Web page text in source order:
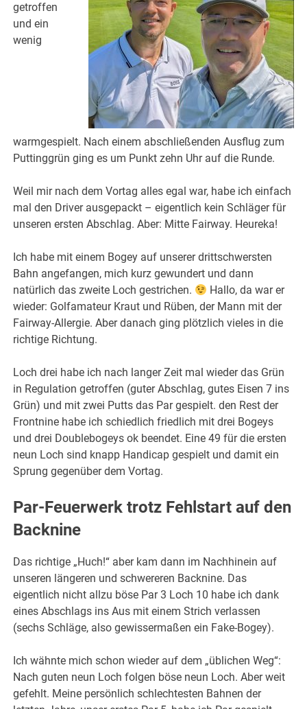
getroffen
und ein
wenig
warmgespielt. Nach einem abschließenden Ausflug zum
Puttinggrün ging es um Punkt zehn Uhr auf die Runde.
Weil mir nach dem Vortag alles egal war, habe ich einfach
mal den Driver ausgepackt – eigentlich kein Schläger für
unseren ersten Abschlag. Aber: Mitte Fairway. Heureka!
Ich habe mit einem Bogey auf unserer drittschwersten
Bahn angefangen, mich kurz gewundert und dann
natürlich das zweite Loch gestrichen.
Hallo, da war er
wieder: Golfamateur Kraut und Rüben, der Mann mit der
Fairway-Allergie. Aber danach ging plötzlich vieles in die
richtige Richtung.
Loch drei habe ich nach langer Zeit mal wieder das Grün
in Regulation getroffen (guter Abschlag, gutes Eisen 7 ins
Grün) und mit zwei Putts das Par gespielt. den Rest der
Frontnine habe ich schiedlich friedlich mit drei Bogeys
und drei Doublebogeys ok beendet. Eine 49 für die ersten
neun Loch sind knapp Handicap gespielt und damit ein
Sprung gegenüber dem Vortag.
Par-Feuerwerk trotz Fehlstart auf den
Backnine
Das richtige „Huch!“ aber kam dann im Nachhinein auf
unseren längeren und schwereren Backnine. Das
eigentlich nicht allzu böse Par 3 Loch 10 habe ich dank
eines Abschlags ins Aus mit einem Strich verlassen
(sechs Schläge, also gewissermaßen ein Fake-Bogey).
Ich wähnte mich schon wieder auf dem „üblichen Weg“:
Nach guten neun Loch folgen böse neun Loch. Aber weit
gefehlt. Meine persönlich schlechtesten Bahnen der